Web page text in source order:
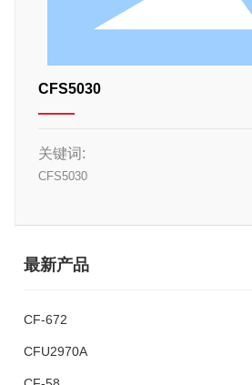
CFS5030
关键词:
CFS5030
最新产品
CF-672
CFU2970A